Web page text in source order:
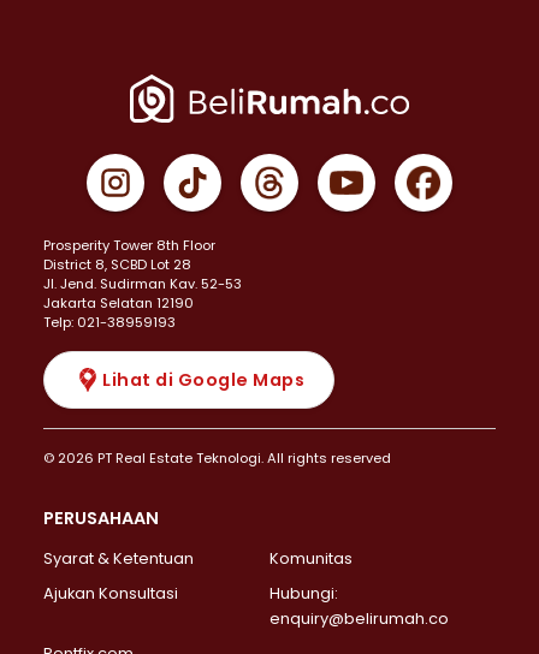
Prosperity Tower 8th Floor
District 8, SCBD Lot 28
JI. Jend. Sudirman Kav. 52-53
Jakarta Selatan 12190
Telp: 021-38959193
Lihat di Google Maps
© 2026 PT Real Estate Teknologi. All rights reserved
PERUSAHAAN
Syarat & Ketentuan
Komunitas
Ajukan Konsultasi
Hubungi:
enquiry@belirumah.co